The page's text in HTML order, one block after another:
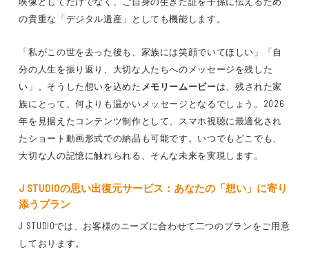
の貴重な「デジタル遺産」としても機能します。
「私がこの世を去った後も、家族には笑顔でいてほしい」「自
分の人生を振り返り、大切な人たちへのメッセージを残した
い」。そうした想いを込めた メモリームービーは、残された家
族にとって、何よりも温かいメッセージとなるでしょう。2026
年を見据えたコンテンツ制作として、スマホ視聴に最適化され
たショート動画形式での納品も可能です。いつでもどこでも、
大切な人の記憶に触れられる、そんな未来を実現します。
J STUDIOの思い出復元サービス：あなたの「想い」に寄り
添うプラン
J STUDIOでは、お客様のニーズに合わせて二つのプランをご用意
しております。